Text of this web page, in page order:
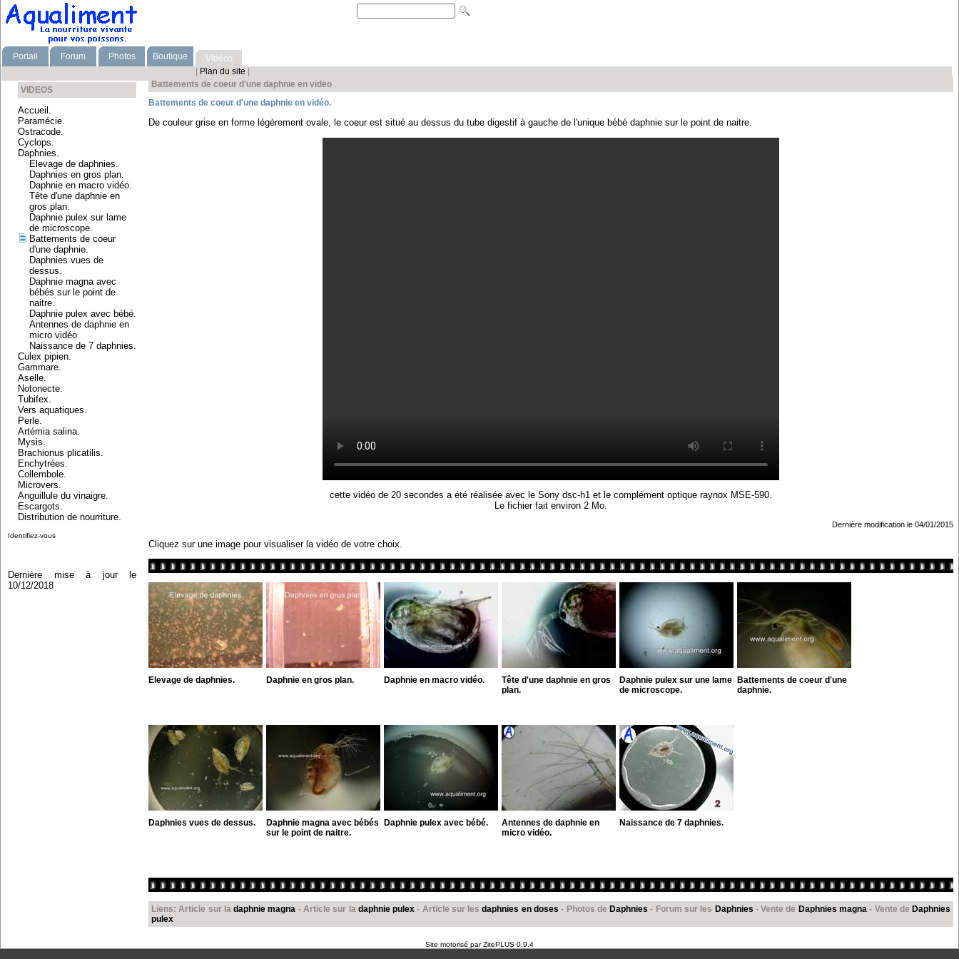
Portail Forum Photos Boutique
Vidéos
Plan du site
VIDEOS
Accueil.
Paramécie.
Ostracode.
Cyclops.
Daphnies.
Elevage de daphnies.
Daphnies en gros plan.
Daphnie en macro vidéo.
Tête d'une daphnie en
gros plan.
Daphnie pulex sur lame
de microscope.
Battements de coeur
d'une daphnie.
Daphnies vues de
dessus.
Daphnie magna avec
bébés sur le point de
naitre.
Daphnie pulex avec bébé.
Antennes de daphnie en
micro vidéo.
Naissance de 7 daphnies.
Culex pipien.
Gammare.
Aselle.
Notonecte.
Tubifex.
Vers aquatiques.
Perle.
Artémia salina.
Mysis.
Brachionus plicatilis.
Enchytrées.
Collembole.
Microvers.
Anguillule du vinaigre.
Escargots.
Distribution de nourriture.
Identifiez-vous
Dernière mise à jour le
10/12/2018
Battements de coeur d'une daphnie en vidéo
Battements de coeur d'une daphnie en vidéo.
De couleur grise en forme légèrement ovale, le coeur est situé au dessus du tube digestif à gauche de l'unique bébé daphnie sur le point de naitre.
cette vidéo de 20 secondes a été réalisée avec le Sony dsc-h1 et le complément optique raynox MSE-590.
Le fichier fait environ 2 Mo.
Dernière modification le 04/01/2015
Cliquez sur une image pour visualiser la vidéo de votre choix.
Elevage de daphnies. Daphnie en gros plan. Daphnie en macro vidéo.
Tête d'une daphnie en gros
plan.
Daphnie pulex sur une lame
de microscope.
Battements de coeur d'une
daphnie.
Daphnies vues de dessus.
Daphnie magna avec bébés
sur le point de naitre.
Daphnie pulex avec bébé.
Antennes de daphnie en
micro vidéo.
Naissance de 7 daphnies.
Liens: Article sur ladaphnie magna - Article sur la daphnie pulex - Article sur lesdaphnies en doses - Photos de Daphnies - Forum sur les Daphnies - Vente de Daphnies magna- Vente de Daphnies
pulex
Site motorisé parZitePLUS 0.9.4